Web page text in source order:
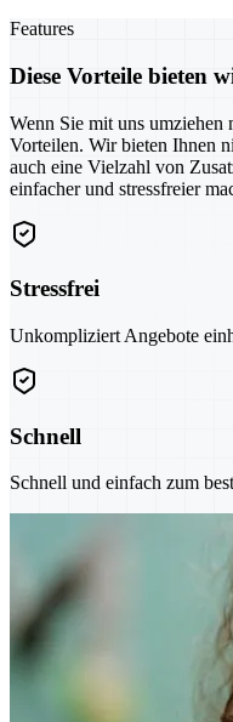
Features
Diese Vorteile bieten
Wenn Sie mit uns
Vorteilen. Wir bieten Ihnen
auch eine Vielzahl von
einfacher und stressfreier
Stressfrei
Unkompliziert Angebote
Schnell
Schnell und einfach zum